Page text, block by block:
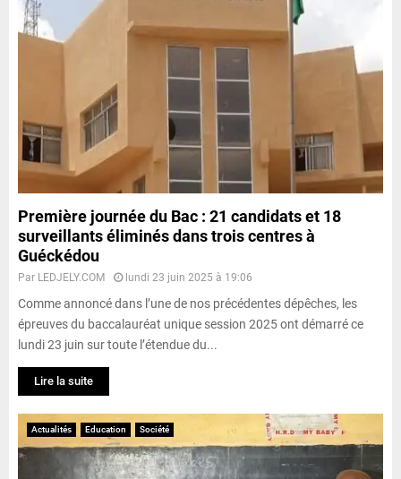
Première journée du Bac : 21 candidats et 18
surveillants éliminés dans trois centres à
Guéckédou
Par LEDJELY.COM lundi 23 juin 2025 à 19:06
Comme annoncé dans l’une de nos précédentes dépêches, les
épreuves du baccalauréat unique session 2025 ont démarré ce
lundi 23 juin sur toute l’étendue du...
Lire la suite
Actualités Education Société